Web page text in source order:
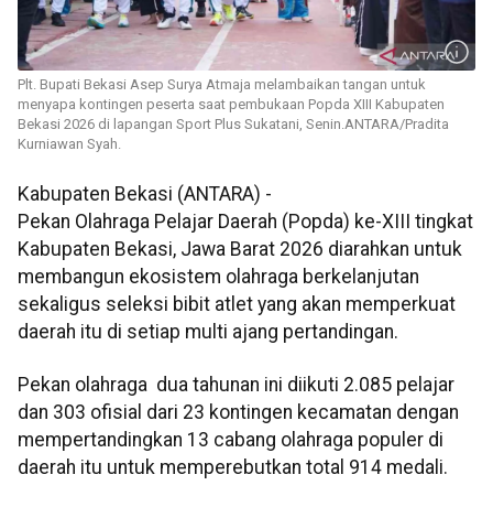
Plt. Bupati Bekasi Asep Surya Atmaja melambaikan tangan untuk
menyapa kontingen peserta saat pembukaan Popda XIII Kabupaten
Bekasi 2026 di lapangan Sport Plus Sukatani, Senin.ANTARA/Pradita
Kurniawan Syah.
Kabupaten Bekasi (ANTARA) -
Pekan Olahraga Pelajar Daerah (Popda) ke-XIII tingkat
Kabupaten Bekasi, Jawa Barat 2026 diarahkan untuk
membangun ekosistem olahraga berkelanjutan
sekaligus seleksi bibit atlet yang akan memperkuat
daerah itu di setiap multi ajang pertandingan.
Pekan olahraga dua tahunan ini diikuti 2.085 pelajar
dan 303 ofisial dari 23 kontingen kecamatan dengan
mempertandingkan 13 cabang olahraga populer di
daerah itu untuk memperebutkan total 914 medali.